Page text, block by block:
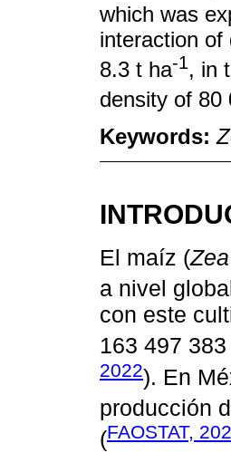
which was
interaction of
8.3 t ha-1, in
density of 80
Keywords:
El maíz (
a nivel
con este
163 497
2022). En
producción
(FAOSTAT,